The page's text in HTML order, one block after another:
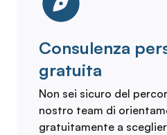
Consulenza
gratuita
Non sei sicuro del
nostro team di
gratuitamente a